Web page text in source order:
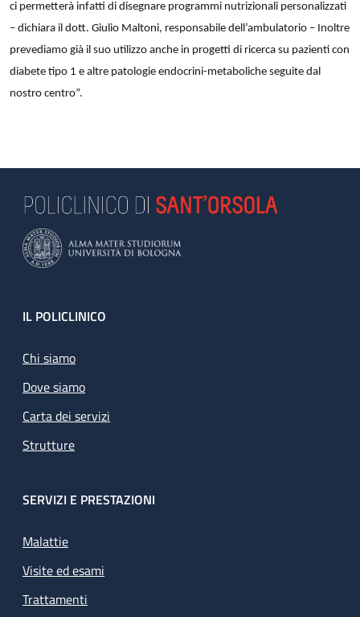
ci permetterà infatti di disegnare programmi nutrizionali personalizzati
– dichiara il dott. Giulio Maltoni, responsabile dell’ambulatorio – Inoltre
prevediamo già il suo utilizzo anche in progetti di ricerca su pazienti con
diabete tipo 1 e altre patologie endocrini-metaboliche seguite dal
nostro centro”.
Footer
IL POLICLINICO
Chi siamo
Dove siamo
Carta dei servizi
Strutture
SERVIZI E PRESTAZIONI
Malattie
Visite ed esami
Trattamenti